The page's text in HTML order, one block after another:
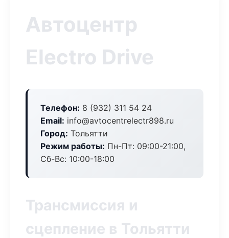
Автоцентр
Electro Drive
Телефон: 8 (932) 311 54 24
Email: info@avtocentrelectr898.ru
Город: Тольятти
Режим работы: Пн-Пт: 09:00-21:00,
Сб-Вс: 10:00-18:00
Трансмиссия и
сцепление в Тольятти